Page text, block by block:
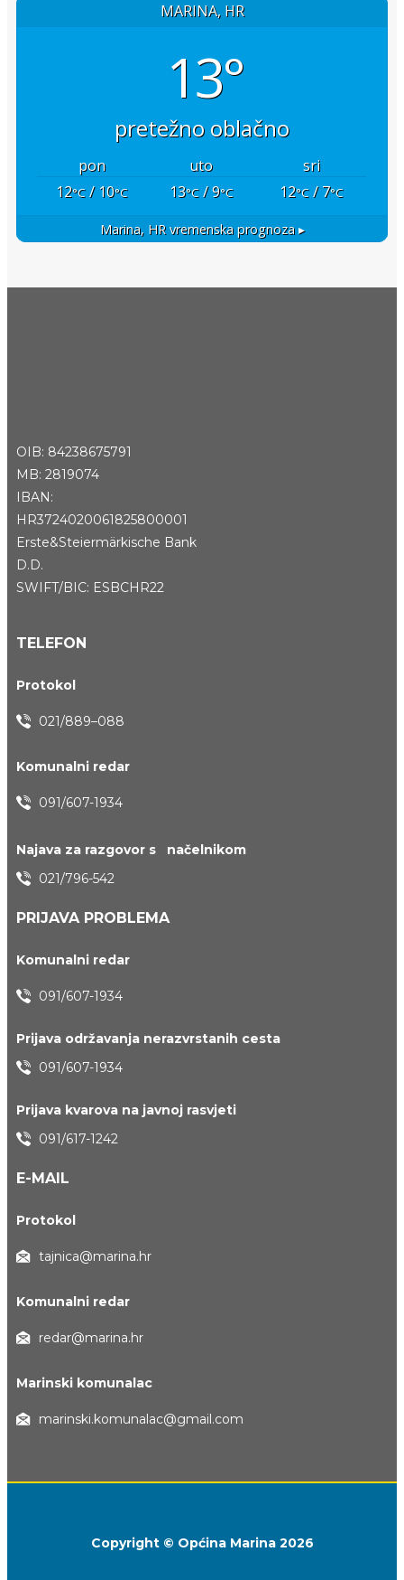
MARINA, HR
13°
pretežno oblačno
pon uto
sri
12°C/ 10°C 13°C/ 9°C 12°C/ 7°C
Marina, HRvremenska prognoza ▸
OIB: 84238675791
MB: 2819074
IBAN:
HR3724020061825800001
Erste&Steiermärkische Bank
D.D.
SWIFT/BIC: ESBCHR22
TELEFON
Protokol
021/889–088
Komunalni redar
091/607-1934
Najava za razgovor s načelnikom
021/796-542
PRIJAVA PROBLEMA
Komunalni redar
091/607-1934
Prijava održavanja nerazvrstanih cesta
091/607-1934
Prijava kvarova na javnoj rasvjeti
091/617-1242
E-MAIL
Protokol
tajnica@marina.hr
Komunalni redar
redar@marina.hr
Marinski komunalac
marinski.komunalac@gmail.com
Copyright © Općina Marina 2026